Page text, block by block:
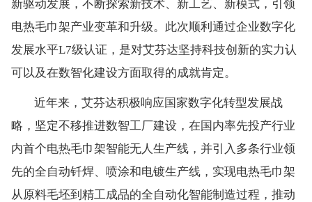
新驱动发展，不断探索新技术、新工艺、新模式，引领
电热毛巾架产业变革和升级。此次顺利通过企业数字化
发展水平L7级认证，是对艾芬达坚持科技创新的实力认
可以及在数智化建设方面取得的成就肯定。
近年来，艾芬达积极响应国家数字化转型发展战
略，坚定不移推进数智工厂建设，在国内率先投产行业
内首个电热毛巾架智能无人生产线，并引入多条行业领
先的全自动钎焊、喷涂和电镀生产线，实现电热毛巾架
从原料毛坯到精工成品的全自动化智能制造过程，推动